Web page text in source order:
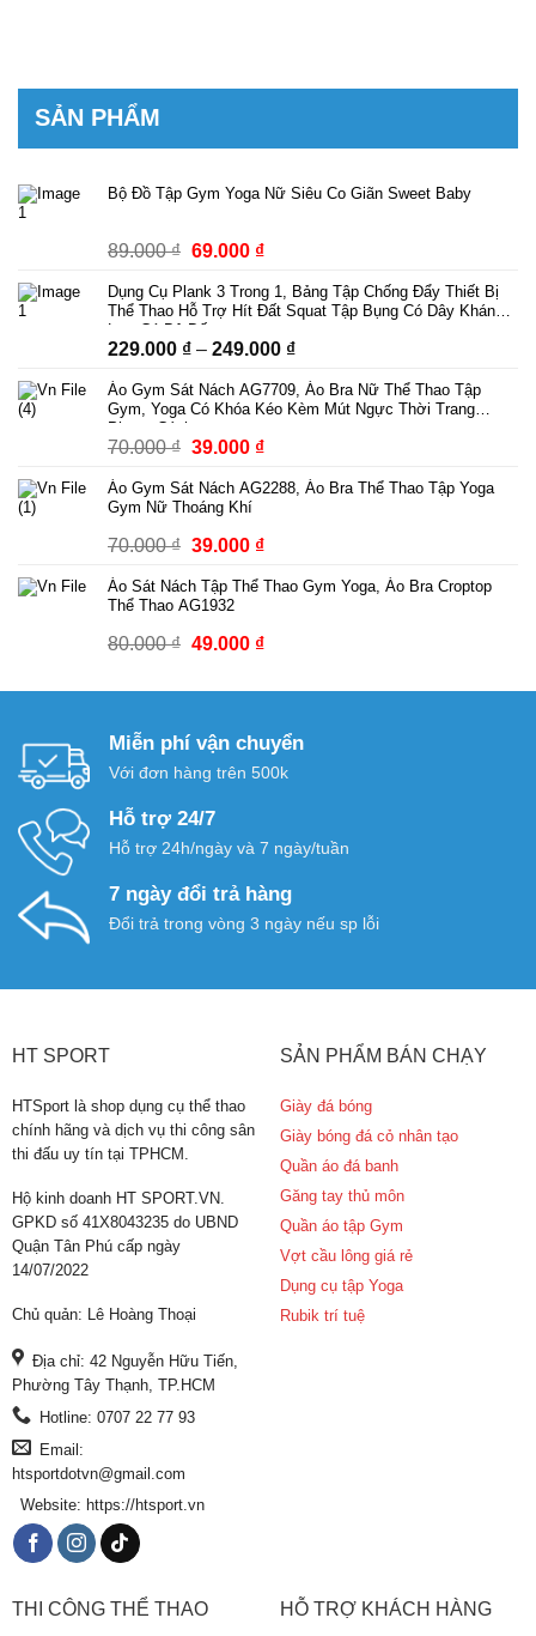
SẢN PHẨM
Bộ Đồ Tập Gym Yoga Nữ Siêu Co Giãn Sweet Baby
89.000₫ Giá
là:
89.000 ₫.
69.000 ₫Giá
tại
69.000 ₫.
Dụng Cụ Plank 3 Trong 1, Bảng Tập Chống Đẩy Thiết Bị
Thể Thao Hỗ Trợ Hít Đất Squat Tập Bụng Có Dây Kháng
Lực Có Bộ Đếm
229.000 ₫ – 249.000 ₫
từ
229.000 ₫
249.000 ₫
Áo Gym Sát Nách AG7709, Áo Bra Nữ Thể Thao Tập
Gym, Yoga Có Khóa Kéo Kèm Mút Ngực Thời Trang
Phong Cách
70.000₫ Giá
là:
70.000 ₫.
39.000 ₫Giá
tại
39.000 ₫.
Áo Gym Sát Nách AG2288, Áo Bra Thể Thao Tập Yoga
Gym Nữ Thoáng Khí
70.000₫ Giá
là:
39.000 ₫Giá
tại
39.000 ₫.
Áo Sát Nách Tập Thể Thao Gym Yoga, Áo Bra Croptop
Thể Thao AG1932
80.000₫ Giá
là:
49.000 ₫Giá
tại
49.000 ₫.
Miễn phí vận chuyển
Với đơn hàng trên 500k
Hỗ trợ 24/7
Hỗ trợ 24h/ngày và 7 ngày/tuần
7 ngày đổi trả hàng
Đổi trả trong vòng 3 ngày nếu sp lỗi
HT SPORT
HTSport là shop dụng cụ thể thao
chính hãng và dịch vụ thi công sân
thi đấu uy tín tại TPHCM.
Hộ kinh doanh HT SPORT.VN.
GPKD số 41X8043235 do UBND
Quận Tân Phú cấp ngày
14/07/2022
Chủ quản: Lê Hoàng Thoại
Địa chỉ: 42 Nguyễn Hữu Tiến,
Phường Tây Thạnh, TP.HCM
Hotline: 0707 22 77 93
Email:
htsportdotvn@gmail.com
Website: https://htsport.vn
SẢN PHẨM BÁN CHẠY
Giày đá bóng
Giày bóng đá cỏ nhân tạo
Quần áo đá banh
Găng tay thủ môn
Quần áo tập Gym
Vợt cầu lông giá rẻ
Dụng cụ tập Yoga
Rubik trí tuệ
THI CÔNG THỂ THAO HỖ TRỢ KHÁCH HÀNG